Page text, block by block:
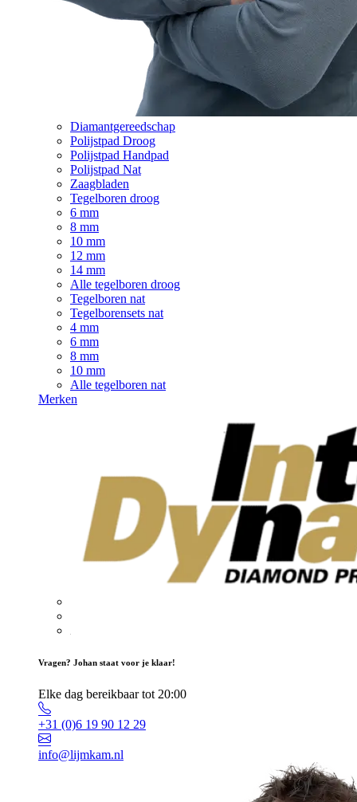
Diamantgereedschap
Polijstpad Droog
Polijstpad Handpad
Polijstpad Nat
Zaagbladen
Tegelboren droog
6 mm
8 mm
10 mm
12 mm
14 mm
Alle tegelboren droog
Tegelboren nat
Tegelborensets nat
4 mm
6 mm
8 mm
10 mm
Alle tegelboren nat
Merken
Vragen? Johan staat voor je klaar!
Elke dag bereikbaar tot 20:00
+31 (0)6 19 90 12 29
info@lijmkam.nl